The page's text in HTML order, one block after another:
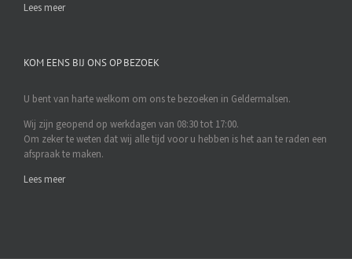
Lees meer
KOM EENS BIJ ONS OP BEZOEK
U bent van harte welkom om ons te bezoeken in Geldermalsen.
Wij zijn geopend op werkdagen van 08:30 tot 17:00.
Om zeker te weten dat wij alle tijd voor u hebben is het aan te raden een
afspraak te maken.
Lees meer